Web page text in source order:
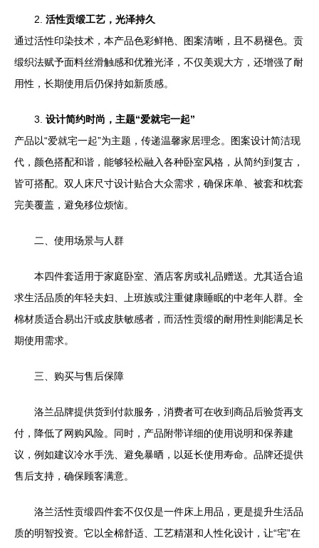
2. 活性贡缎工艺，光泽持久
通过活性印染技术，本产品色彩鲜艳、图案清晰，且不易褪色。贡
缎织法赋予面料丝滑触感和优雅光泽，不仅美观大方，还增强了耐
用性，长期使用后仍保持如新质感。
3. 设计简约时尚，主题“爱就宅一起”
产品以“爱就宅一起”为主题，传递温馨家居理念。图案设计简洁现
代，颜色搭配和谐，能够轻松融入各种卧室风格，从简约到复古，
皆可搭配。双人床尺寸设计贴合大众需求，确保床单、被套和枕套
完美覆盖，避免移位烦恼。
二、使用场景与人群
本四件套适用于家庭卧室、酒店客房或礼品赠送。尤其适合追
求生活品质的年轻夫妇、上班族或注重健康睡眠的中老年人群。全
棉材质适合易出汗或皮肤敏感者，而活性贡缎的耐用性则能满足长
期使用需求。
三、购买与售后保障
洛兰品牌提供货到付款服务，消费者可在收到商品后验货再支
付，降低了网购风险。同时，产品附带详细的使用说明和保养建
议，例如建议冷水手洗、避免暴晒，以延长使用寿命。品牌还提供
售后支持，确保顾客满意。
洛兰活性贡缎四件套不仅仅是一件床上用品，更是提升生活品
质的明智投资。它以全棉舒适、工艺精湛和人性化设计，让“宅”在